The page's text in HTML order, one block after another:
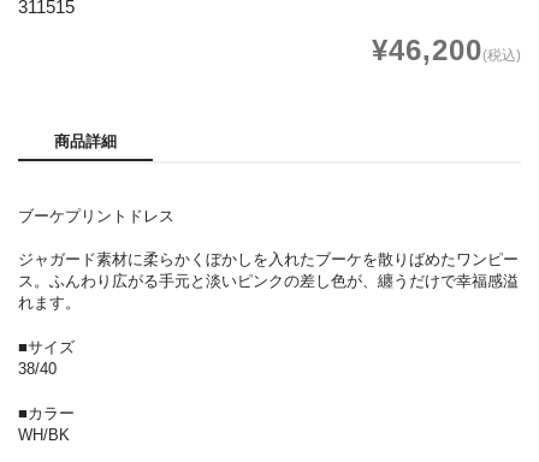
311515
¥46,200(税込)
商品詳細
ブーケプリントドレス
ジャガード素材に柔らかくぼかしを入れたブーケを散りばめたワンピー
ス。ふんわり広がる手元と淡いピンクの差し色が、纏うだけで幸福感溢
れます。
■サイズ
38/40
■カラー
WH/BK